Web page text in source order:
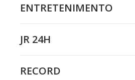
ENTRETENIMENTO
JR 24H
RECORD